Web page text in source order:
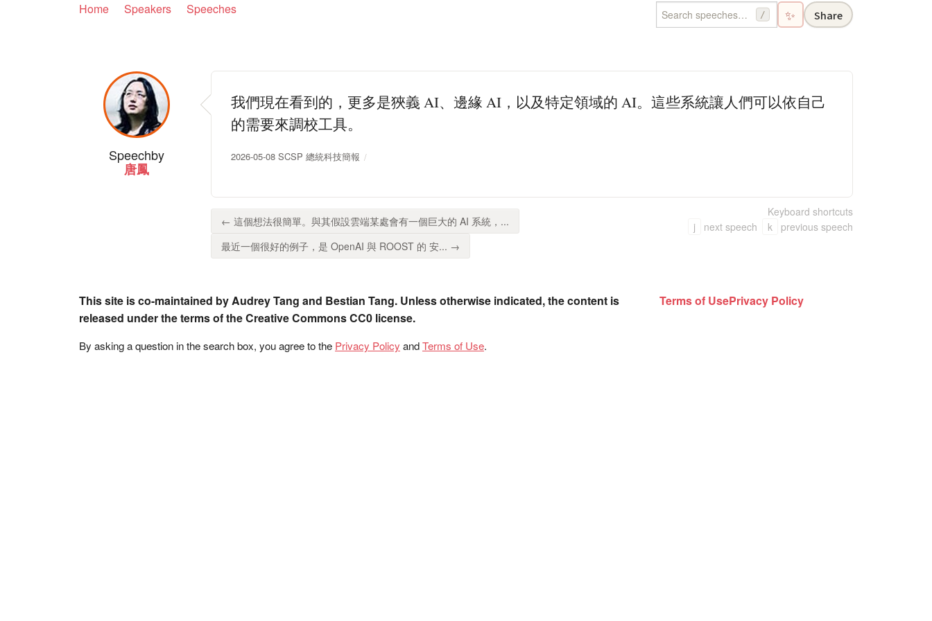
Home Speakers Speeches / ✨ Share
Speechby
唐鳳
我們現在看到的，更多是狹義 AI、邊緣 AI，以及特定領域的 AI。這些系統讓人們可以依自己
的需要來調校工具。
2026-05-08 SCSP 總統科技簡報
← 這個想法很簡單。與其假設雲端某處會有一個巨大的 AI 系統，...
最近一個很好的例子，是 OpenAI 與 ROOST 的 安... →
Keyboard shortcuts
j
next speech k previous speech
This site is co-maintained by Audrey Tang and Bestian Tang. Unless otherwise indicated, the content is
released under the terms of the Creative Commons CC0 license.
By asking a question in the search box, you agree to the Privacy Policy andTerms of Use.
Terms of UsePrivacy Policy